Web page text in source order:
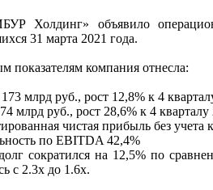
Холдинг» объявило
31 марта 2021 года.
показателям компания отнесла:
млрд руб., рост 12,8% к 4
млрд руб., рост 28,6% к 4 кварталу
чистая прибыль без
по EBITDA 42,4%
сократился на 12,5% по
с 2.3х до 1.6х.